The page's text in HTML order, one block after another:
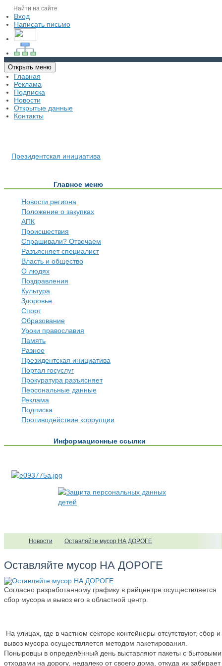
Вход
Написать письмо
Открыть меню
Главная
Реклама
Подписка
Новости
Открытые данные
Контакты
Президентская инициатива
Главное меню
Новости региона
Положение о закупках
АПК
Происшествия
Спрашивали? Отвечаем
Разъясняет специалист
Власть и общество
О людях
Поздравления
Культура
Здоровье
Спорт
Образование
Уроки православия
Память
Разное
Президентская инициатива
Портал госуслуг
Прокуратура разъясняет
Персональные данные
Реклама
Подписка
Противодействие коррупции
Информационные ссылки
Новости Оставляйте мусор НА ДОРОГЕ
Оставляйте мусор НА ДОРОГЕ
Согласно разработанному графику в райцентре осуществляется
сбор мусора и вывоз его в областной центр.
На улицах, где в частном секторе контейнеры отсутствуют, сбор и
вывоз мусора осуществляется методом пакетирования.
Поныровцы в определённый день выставляют пакеты с бытовыми
отходами на дорогу, недалеко от своего дома, откуда их забирает